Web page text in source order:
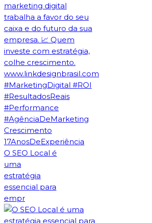
O SEO Local é
uma
estratégia
essencial para
empr